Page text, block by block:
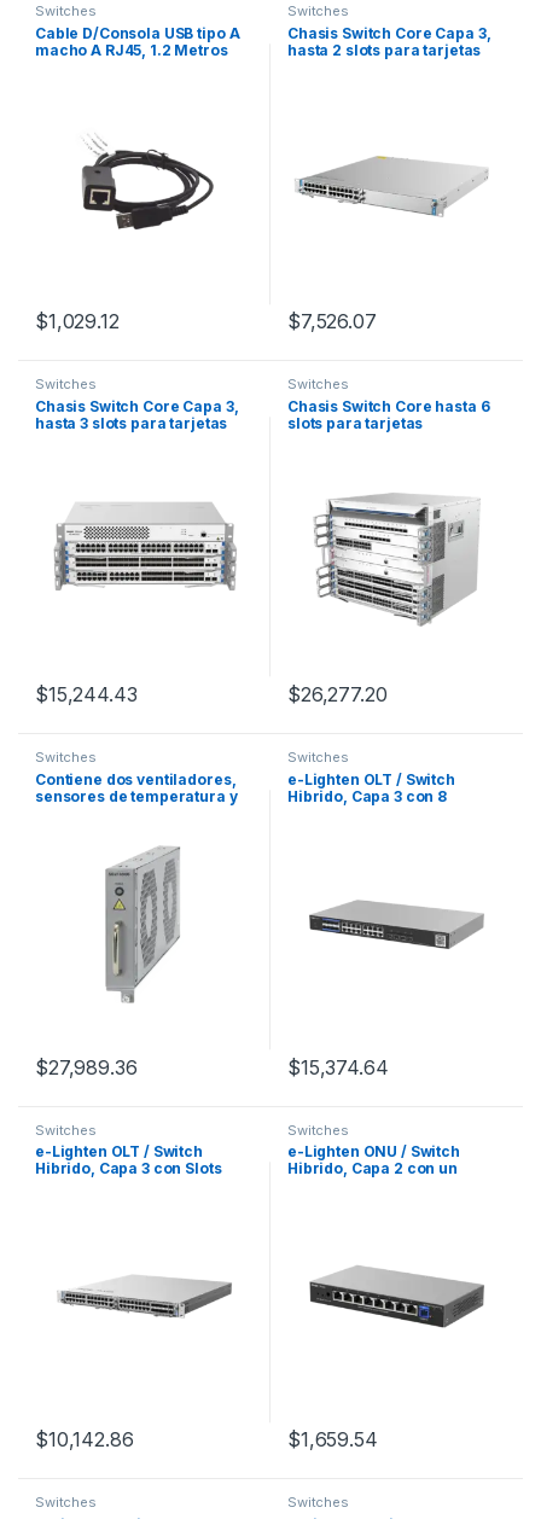
Switches
Cable D/Consola USB tipo A
macho A RJ45, 1.2 Metros
$1,029.12
Switches
Chasis Switch Core Capa 3,
hasta 2 slots para tarjetas
$7,526.07
Switches
Chasis Switch Core Capa 3,
hasta 3 slots para tarjetas
$15,244.43
Switches
Chasis Switch Core hasta 6
slots para tarjetas
$26,277.20
Switches
Contiene dos ventiladores,
sensores de temperatura y
$27,989.36
Switches
e-Lighten OLT / Switch
Hibrido, Capa 3 con 8
$15,374.64
Switches
e-Lighten OLT / Switch
Hibrido, Capa 3 con Slots
$10,142.86
Switches
e-Lighten ONU / Switch
Hibrido, Capa 2 con un
$1,659.54
Switches Switches